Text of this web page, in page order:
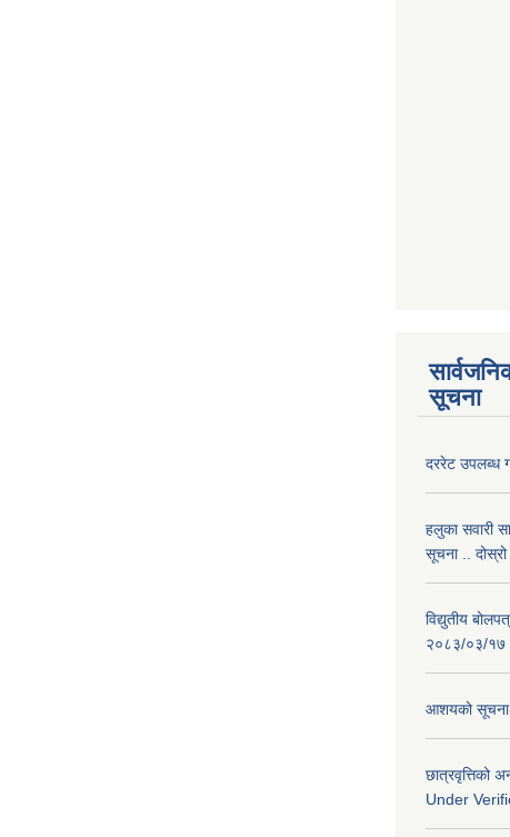
सूचना
दररेट उपलब्ध
हलुका सवारी
सूचना ..
विद्युतीय
२०८३/०३/१७
आशयको सूचना-
छात्रवृत्तिको
Under